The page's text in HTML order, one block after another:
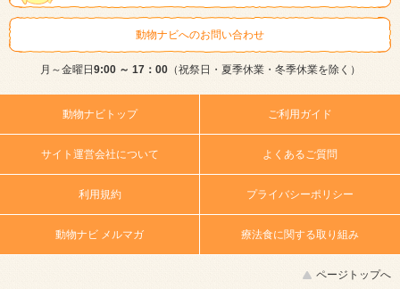
動物ナビへのお問い合わせ
月～金曜日9:00 ～ 17：00（祝祭日・夏季休業・冬季休業を除く）
動物ナビトップ ご利用ガイド
サイト運営会社について よくあるご質問
利用規約 プライバシーポリシー
動物ナビ メルマガ 療法食に関する取り組み
ページトップへ